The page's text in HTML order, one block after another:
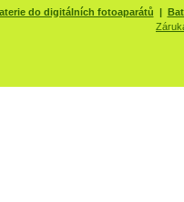
do digitálních fotoaparátů |